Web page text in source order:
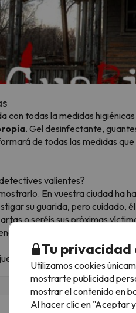
con todas la medidas
. Gel desinfectante,
de todas las medidas
valientes?
En vuestra ciudad ha
su guarida, pero cuidado,
o seréis sus próximas
alguna prueba y salir
admite un máximo de 6
Tu privacidad
Utilizamos cookies
mostrarte publicidad
mostrar el contenido en
Al hacer clic en "Aceptar